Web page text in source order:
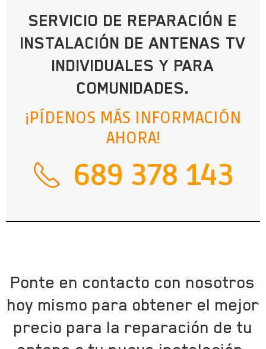
SERVICIO DE REPARACIÓN E
INSTALACIÓN DE ANTENAS TV
INDIVIDUALES Y PARA
COMUNIDADES.
¡PÍDENOS MÁS INFORMACIÓN
AHORA!
689 378 143
Ponte en contacto con nosotros
hoy mismo para obtener el mejor
precio para la reparación de tu